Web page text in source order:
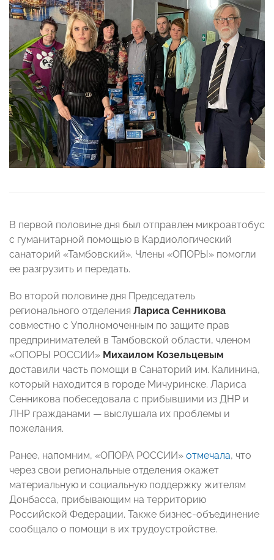
В первой половине дня был отправлен микроавтобус
с гуманитарной помощью в Кардиологический
санаторий «Тамбовский». Члены «ОПОРЫ» помогли
ее разгрузить и передать.
Во второй половине дня Председатель
регионального отделения Лариса Сенникова
совместно с Уполномоченным по защите прав
предпринимателей в Тамбовской области, членом
«ОПОРЫ РОССИИ» Михаилом Козельцевым
доставили часть помощи в Санаторий им. Калинина,
который находится в городе Мичуринске. Лариса
Сенникова побеседовала с прибывшими из ДНР и
ЛНР гражданами — выслушала их проблемы и
пожелания.
Ранее, напомним, «ОПОРА РОССИИ» отмечала, что
через свои региональные отделения окажет
материальную и социальную поддержку жителям
Донбасса, прибывающим на территорию
Российской Федерации. Также бизнес-объединение
сообщало о помощи в их трудоустройстве.